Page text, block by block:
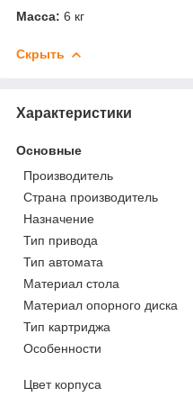
Масса: 6 кг
Скрыть
Характеристики
Основные
Производитель
Страна производитель
Назначение
Тип привода
Тип автомата
Материал стола
Материал опорного диска
Тип картриджа
Особенности
Цвет корпуса